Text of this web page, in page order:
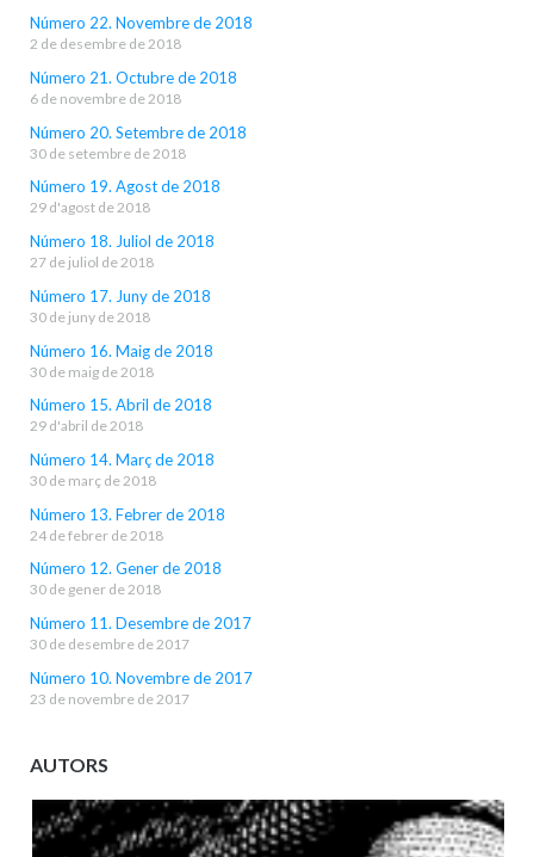
Número 22. Novembre de 2018
2 de desembre de 2018
Número 21. Octubre de 2018
6 de novembre de 2018
Número 20. Setembre de 2018
30 de setembre de 2018
Número 19. Agost de 2018
29 d'agost de 2018
Número 18. Juliol de 2018
27 de juliol de 2018
Número 17. Juny de 2018
30 de juny de 2018
Número 16. Maig de 2018
30 de maig de 2018
Número 15. Abril de 2018
29 d'abril de 2018
Número 14. Març de 2018
30 de març de 2018
Número 13. Febrer de 2018
24 de febrer de 2018
Número 12. Gener de 2018
30 de gener de 2018
Número 11. Desembre de 2017
30 de desembre de 2017
Número 10. Novembre de 2017
23 de novembre de 2017
AUTORS